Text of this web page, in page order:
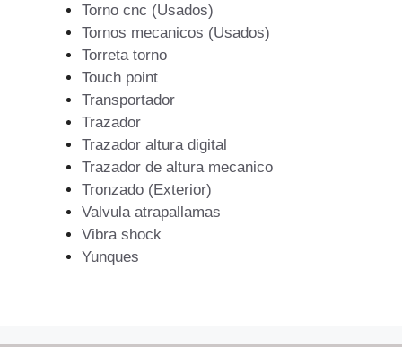
Torno cnc (Usados)
Tornos mecanicos (Usados)
Torreta torno
Touch point
Transportador
Trazador
Trazador altura digital
Trazador de altura mecanico
Tronzado (Exterior)
Valvula atrapallamas
Vibra shock
Yunques